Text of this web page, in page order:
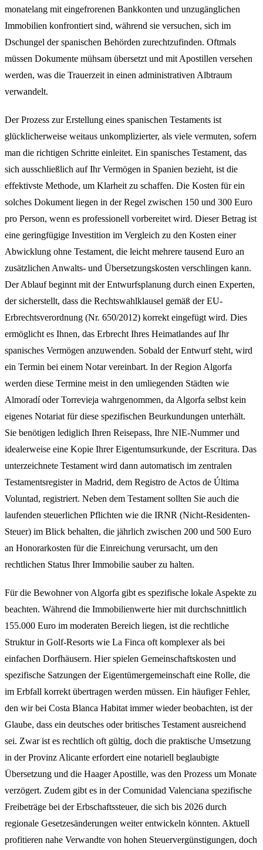
monatelang mit eingefrorenen Bankkonten und unzugänglichen
Immobilien konfrontiert sind, während sie versuchen, sich im
Dschungel der spanischen Behörden zurechtzufinden. Oftmals
müssen Dokumente mühsam übersetzt und mit Apostillen versehen
werden, was die Trauerzeit in einen administrativen Albtraum
verwandelt.
Der Prozess zur Erstellung eines spanischen Testaments ist
glücklicherweise weitaus unkomplizierter, als viele vermuten, sofern
man die richtigen Schritte einleitet. Ein spanisches Testament, das
sich ausschließlich auf Ihr Vermögen in Spanien bezieht, ist die
effektivste Methode, um Klarheit zu schaffen. Die Kosten für ein
solches Dokument liegen in der Regel zwischen 150 und 300 Euro
pro Person, wenn es professionell vorbereitet wird. Dieser Betrag ist
eine geringfügige Investition im Vergleich zu den Kosten einer
Abwicklung ohne Testament, die leicht mehrere tausend Euro an
zusätzlichen Anwalts- und Übersetzungskosten verschlingen kann.
Der Ablauf beginnt mit der Entwurfsplanung durch einen Experten,
der sicherstellt, dass die Rechtswahlklausel gemäß der EU-
Erbrechtsverordnung (Nr. 650/2012) korrekt eingefügt wird. Dies
ermöglicht es Ihnen, das Erbrecht Ihres Heimatlandes auf Ihr
spanisches Vermögen anzuwenden. Sobald der Entwurf steht, wird
ein Termin bei einem Notar vereinbart. In der Region Algorfa
werden diese Termine meist in den umliegenden Städten wie
Almoradí oder Torrevieja wahrgenommen, da Algorfa selbst kein
eigenes Notariat für diese spezifischen Beurkundungen unterhält.
Sie benötigen lediglich Ihren Reisepass, Ihre NIE-Nummer und
idealerweise eine Kopie Ihrer Eigentumsurkunde, der Escritura. Das
unterzeichnete Testament wird dann automatisch im zentralen
Testamentsregister in Madrid, dem Registro de Actos de Última
Voluntad, registriert. Neben dem Testament sollten Sie auch die
laufenden steuerlichen Pflichten wie die IRNR (Nicht-Residenten-
Steuer) im Blick behalten, die jährlich zwischen 200 und 500 Euro
an Honorarkosten für die Einreichung verursacht, um den
rechtlichen Status Ihrer Immobilie sauber zu halten.
Für die Bewohner von Algorfa gibt es spezifische lokale Aspekte zu
beachten. Während die Immobilienwerte hier mit durchschnittlich
155.000 Euro im moderaten Bereich liegen, ist die rechtliche
Struktur in Golf-Resorts wie La Finca oft komplexer als bei
einfachen Dorfhäusern. Hier spielen Gemeinschaftskosten und
spezifische Satzungen der Eigentümergemeinschaft eine Rolle, die
im Erbfall korrekt übertragen werden müssen. Ein häufiger Fehler,
den wir bei Costa Blanca Habitat immer wieder beobachten, ist der
Glaube, dass ein deutsches oder britisches Testament ausreichend
sei. Zwar ist es rechtlich oft gültig, doch die praktische Umsetzung
in der Provinz Alicante erfordert eine notariell beglaubigte
Übersetzung und die Haager Apostille, was den Prozess um Monate
verzögert. Zudem gibt es in der Comunidad Valenciana spezifische
Freibeträge bei der Erbschaftssteuer, die sich bis 2026 durch
regionale Gesetzesänderungen weiter entwickeln könnten. Aktuell
profitieren nahe Verwandte von hohen Steuervergünstigungen, doch